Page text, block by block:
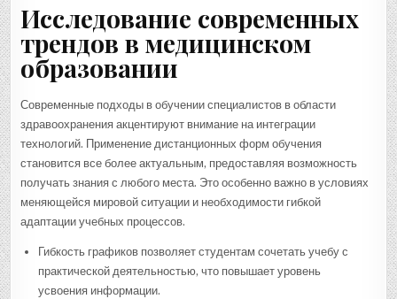
Исследование современных
трендов в медицинском
образовании
Современные подходы в обучении специалистов в области
здравоохранения акцентируют внимание на интеграции
технологий. Применение дистанционных форм обучения
становится все более актуальным, предоставляя возможность
получать знания с любого места. Это особенно важно в условиях
меняющейся мировой ситуации и необходимости гибкой
адаптации учебных процессов.
Гибкость графиков позволяет студентам сочетать учебу с
практической деятельностью, что повышает уровень
усвоения информации.